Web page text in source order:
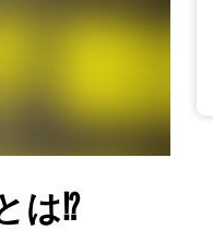
は⁉